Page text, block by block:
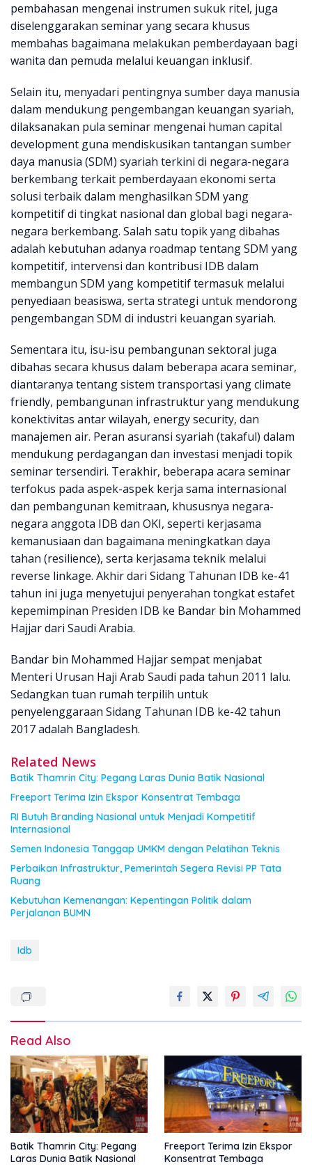
pembahasan mengenai instrumen sukuk ritel, juga
diselenggarakan seminar yang secara khusus
membahas bagaimana melakukan pemberdayaan bagi
wanita dan pemuda melalui keuangan inklusif.
Selain itu, menyadari pentingnya sumber daya manusia
dalam mendukung pengembangan keuangan syariah,
dilaksanakan pula seminar mengenai human capital
development guna mendiskusikan tantangan sumber
daya manusia (SDM) syariah terkini di negara-negara
berkembang terkait pemberdayaan ekonomi serta
solusi terbaik dalam menghasilkan SDM yang
kompetitif di tingkat nasional dan global bagi negara-
negara berkembang. Salah satu topik yang dibahas
adalah kebutuhan adanya roadmap tentang SDM yang
kompetitif, intervensi dan kontribusi IDB dalam
membangun SDM yang kompetitif termasuk melalui
penyediaan beasiswa, serta strategi untuk mendorong
pengembangan SDM di industri keuangan syariah.
Sementara itu, isu-isu pembangunan sektoral juga
dibahas secara khusus dalam beberapa acara seminar,
diantaranya tentang sistem transportasi yang climate
friendly, pembangunan infrastruktur yang mendukung
konektivitas antar wilayah, energy security, dan
manajemen air. Peran asuransi syariah (takaful) dalam
mendukung perdagangan dan investasi menjadi topik
seminar tersendiri. Terakhir, beberapa acara seminar
terfokus pada aspek-aspek kerja sama internasional
dan pembangunan kemitraan, khususnya negara-
negara anggota IDB dan OKI, seperti kerjasama
kemanusiaan dan bagaimana meningkatkan daya
tahan (resilience), serta kerjasama teknik melalui
reverse linkage. Akhir dari Sidang Tahunan IDB ke-41
tahun ini juga menyetujui penyerahan tongkat estafet
kepemimpinan Presiden IDB ke Bandar bin Mohammed
Hajjar dari Saudi Arabia.
Bandar bin Mohammed Hajjar sempat menjabat
Menteri Urusan Haji Arab Saudi pada tahun 2011 lalu.
Sedangkan tuan rumah terpilih untuk
penyelenggaraan Sidang Tahunan IDB ke-42 tahun
2017 adalah Bangladesh.
Related News
Batik Thamrin City: Pegang Laras Dunia Batik Nasional
Freeport Terima Izin Ekspor Konsentrat Tembaga
RI Butuh Branding Nasional untuk Menjadi Kompetitif
Internasional
Semen Indonesia Tanggap UMKM dengan Pelatihan Teknis
Perbaikan Infrastruktur, Pemerintah Segera Revisi PP Tata
Ruang
Kebutuhan Kemenangan: Kepentingan Politik dalam
Perjalanan BUMN
Idb
Read Also
Batik Thamrin City: Pegang
Laras Dunia Batik Nasional
Freeport Terima Izin Ekspor
Konsentrat Tembaga